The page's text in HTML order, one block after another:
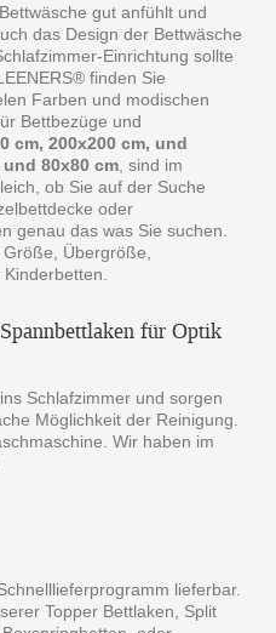
gut anfühlt und
das Design der Bettwäsche
Einrichtung sollte
finden Sie
Farben und modischen
Bettbezüge und
cm, 200x200 cm, und
80x80 cm , sind im
ob Sie auf der Suche
oder
genau das was Sie suchen.
Übergröße,
für Optik
Schlafzimmer und sorgen
Möglichkeit der Reinigung.
Wir haben im
lieferbar.
Topper Bettlaken, Split